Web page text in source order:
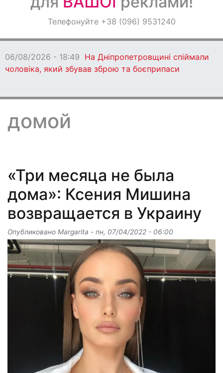
ОголошенняТелефонуйте +38 (096) 9531240
06/08/2026 - 18:49 На Дніпропетровщині спіймали
чоловіка, який збував зброю та боєприпаси
домой
«Три месяца не была
дома»: Ксения Мишина
возвращается в Украину
Опубликовано Margarita - пн, 07/04/2022 - 06:00